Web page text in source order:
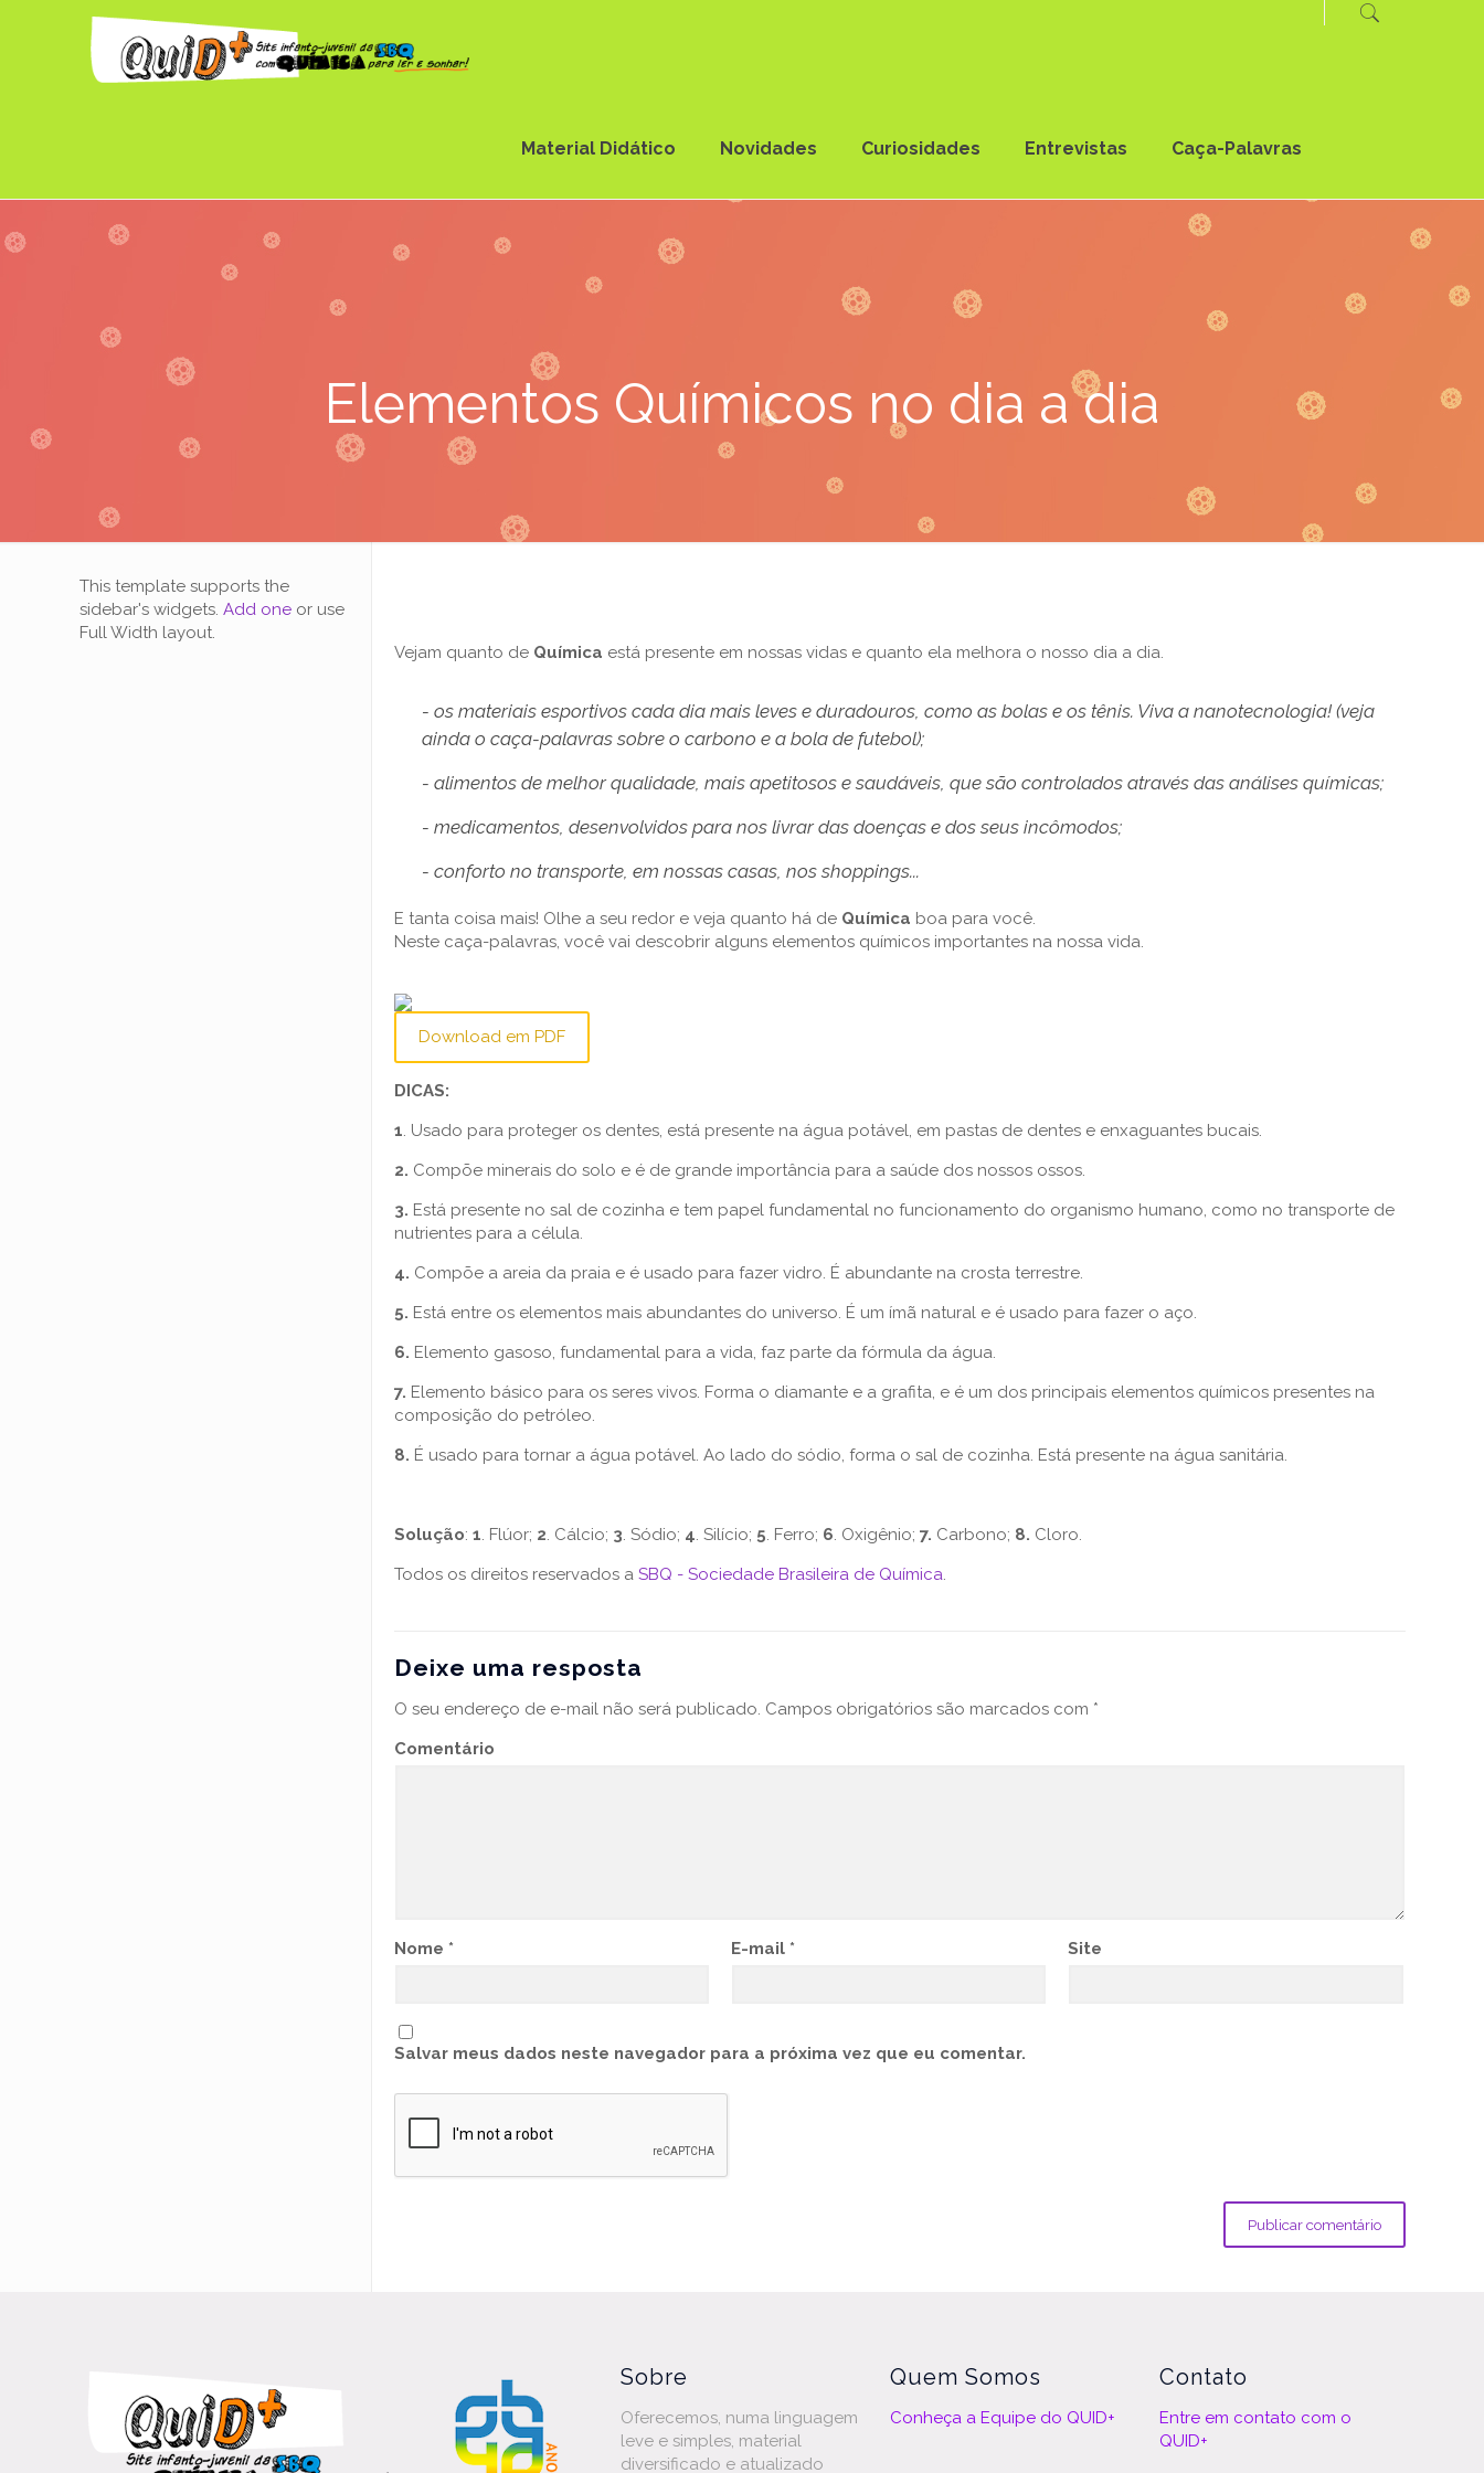
Material Didático Novidades Curiosidades Entrevistas Caça-Palavras
Elementos Químicos no dia a dia
Vejam quanto de Química está presente em nossas vidas e quanto ela melhora o nosso dia a dia.
- os materiais esportivos cada dia mais leves e duradouros, como as bolas e os tênis. Viva a nanotecnologia! (veja
ainda o caça-palavras sobre o carbono e a bola de futebol);
- alimentos de melhor qualidade, mais apetitosos e saudáveis, que são controlados através das análises químicas;
- medicamentos, desenvolvidos para nos livrar das doenças e dos seus incômodos;
- conforto no transporte, em nossas casas, nos shoppings...
E tanta coisa mais! Olhe a seu redor e veja quanto há de Química boa para você.
Neste caça-palavras, você vai descobrir alguns elementos químicos importantes na nossa vida.
Download em PDF
DICAS:
1. Usado para proteger os dentes, está presente na água potável, em pastas de dentes e enxaguantes bucais.
2. Compõe minerais do solo e é de grande importância para a saúde dos nossos ossos.
3. Está presente no sal de cozinha e tem papel fundamental no funcionamento do organismo humano, como no transporte de
nutrientes para a célula.
4. Compõe a areia da praia e é usado para fazer vidro. É abundante na crosta terrestre.
5. Está entre os elementos mais abundantes do universo. É um ímã natural e é usado para fazer o aço.
6. Elemento gasoso, fundamental para a vida, faz parte da fórmula da água.
7. Elemento básico para os seres vivos. Forma o diamante e a grafita, e é um dos principais elementos químicos presentes na
composição do petróleo.
8. É usado para tornar a água potável. Ao lado do sódio, forma o sal de cozinha. Está presente na água sanitária.
Solução: 1. Flúor; 2. Cálcio; 3. Sódio; 4. Silício; 5. Ferro; 6. Oxigênio; 7. Carbono; 8. Cloro.
Todos os direitos reservados a SBQ - Sociedade Brasileira de Química.
Deixe uma resposta
O seu endereço de e-mail não será publicado. Campos obrigatórios são marcados com *
Comentário
Nome * E-mail * Site
Salvar meus dados neste navegador para a próxima vez que eu comentar.
This template supports the
sidebar's widgets. Add one or use
Full Width layout.
Sobre
Oferecemos, numa linguagem
leve e simples, material
diversificado e atualizado
Quem Somos
Conheça a Equipe do QUID+
Contato
Entre em contato com o
QUID+